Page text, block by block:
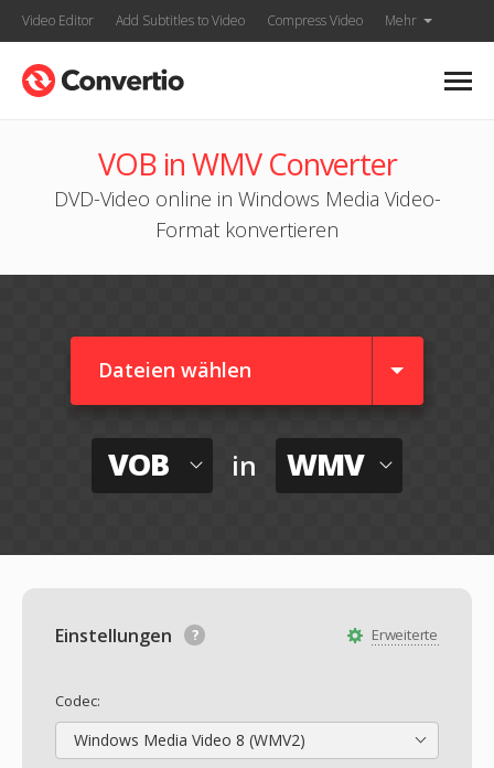
Video Editor Add Subtitles to Video Compress Video Mehr
VOB in WMV Converter
DVD-Video online in Windows Media Video-
Format konvertieren
Dateien wählen
VOB in WMV
Erweiterte
Einstellungen
Codec:
Windows Media Video 8 (WMV2)